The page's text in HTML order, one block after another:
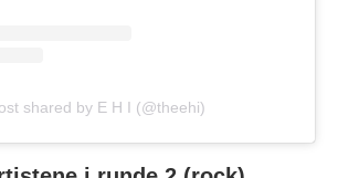
shared by E H I (@theehi)